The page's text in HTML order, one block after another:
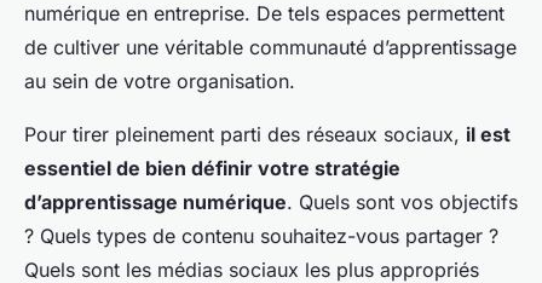
numérique en entreprise. De tels espaces permettent
de cultiver une véritable communauté d’apprentissage
au sein de votre organisation.
Pour tirer pleinement parti des réseaux sociaux, il est
essentiel de bien définir votre stratégie
d’apprentissage numérique. Quels sont vos objectifs
? Quels types de contenu souhaitez-vous partager ?
Quels sont les médias sociaux les plus appropriés